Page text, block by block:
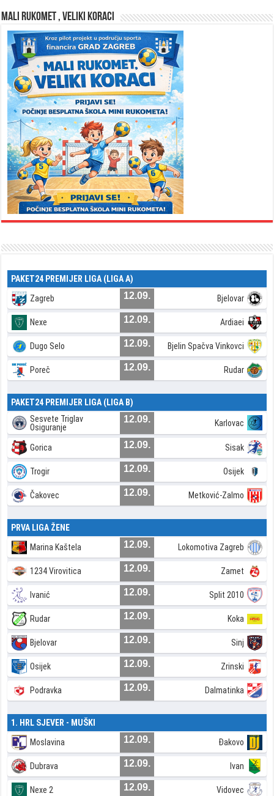
MALI RUKOMET , VELIKI KORACI
PAKET24 PREMIJER LIGA (LIGA A)
Zagreb 12.09. Bjelovar
Nexe 12.09. Ardiaei
Dugo Selo 12.09. Bjelin Spačva Vinkovci
Poreč 12.09. Rudar
PAKET24 PREMIJER LIGA (LIGA B)
Sesvete Triglav
Osiguranje
12.09. Karlovac
Gorica 12.09. Sisak
Trogir 12.09. Osijek
Čakovec 12.09. Metković-Zalmo
PRVA LIGA ŽENE
Marina Kaštela 12.09. Lokomotiva Zagreb
1234 Virovitica 12.09. Zamet
Ivanić 12.09. Split 2010
Rudar 12.09. Koka
Bjelovar 12.09. Sinj
Osijek 12.09. Zrinski
Podravka 12.09. Dalmatinka
1. HRL SJEVER - MUŠKI
Moslavina 12.09. Đakovo
Dubrava 12.09. Ivan
Nexe 2 12.09. Vidovec